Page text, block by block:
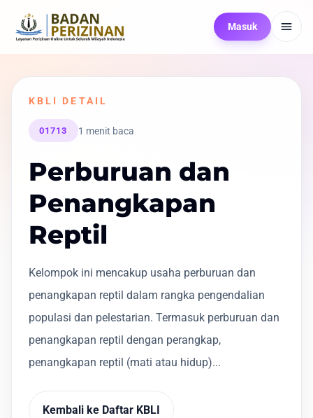
Masuk
KBLI DETAIL
01713 1 menit baca
Perburuan dan
Penangkapan
Reptil
Kelompok ini mencakup usaha perburuan dan
penangkapan reptil dalam rangka pengendalian
populasi dan pelestarian. Termasuk perburuan dan
penangkapan reptil dengan perangkap,
penangkapan reptil (mati atau hidup)...
Kembali ke Daftar KBLI